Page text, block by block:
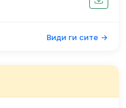
Види ги сите →